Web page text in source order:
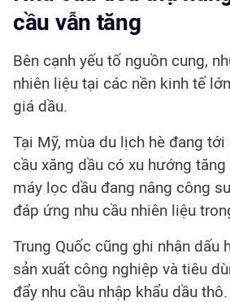
cầu vẫn tăng
Bên cạnh yếu tố nguồn cung,
nhiên liệu tại các nền kinh tế
giá dầu.
Tại Mỹ, mùa du lịch hè đang tới
cầu xăng dầu có xu hướng tăng
máy lọc dầu đang nâng công
đáp ứng nhu cầu nhiên liệu
Trung Quốc cũng ghi nhận dấu
sản xuất công nghiệp và tiêu
đẩy nhu cầu nhập khẩu dầu